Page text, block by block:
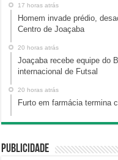
17 horas atrás
Homem invade prédio,
Centro de Joaçaba
20 horas atrás
Joaçaba recebe equipe do
internacional de Futsal
20 horas atrás
Furto em farmácia termina
Publicidade